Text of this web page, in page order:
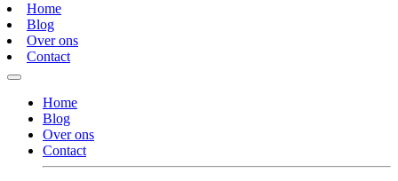
Home
Blog
Over ons
Contact
Home
Blog
Over ons
Contact